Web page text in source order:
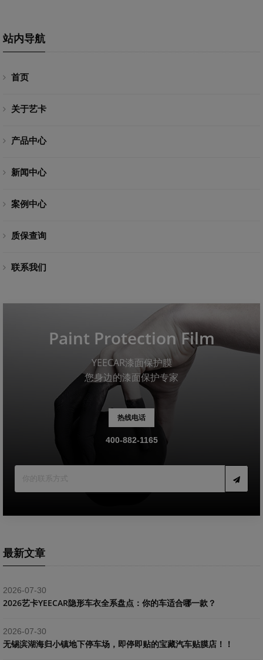
站内导航
首页
关于艺卡
产品中心
新闻中心
案例中心
质保查询
联系我们
Paint Protection Film
YEECAR漆面保护膜
您身边的漆面保护专家
热线电话
400-882-1165
最新文章
2026-07-30
2026艺卡YEECAR隐形车衣全系盘点：你的车适合哪一款？
2026-07-30
​无锡滨湖海归小镇地下停车场，即停即贴的宝藏汽车贴膜店！！